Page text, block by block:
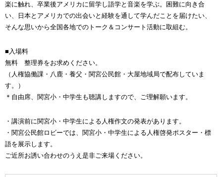
楽に触れ、卒業後アメリカに留学し語学と音楽を学ぶ。困難に向き合
い、日本とアメリカでの出会いと経験を通して学んだことを届けたい、
そんな思いから全国各地でのトーク＆コンサート活動に取組む。
■入場料
無料 整理券をお求めください。
（人権協働課・八鹿・養父・関宮公民館・大屋地域局で配布していま
す。）
＊自由席、関宮小・中学生も聴講しますので、ご理解願います。
・講演前に関宮小・中学生による人権作文の発表があります。
・関宮公民館ロビーでは、関宮小・中学生による人権啓発ポスター・標
語を展示します。
ご近所お誘い合わせのうえ是非ご来場ください。